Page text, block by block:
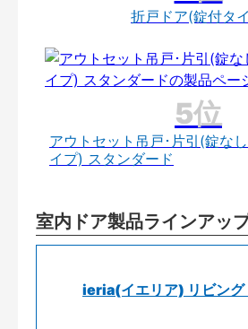
折戸ドア(錠付タ
アウトセット吊戸･片引(錠な
イプ) スタンダード
室内ドア製品ラインアッ
ieria(イエリア) リビング